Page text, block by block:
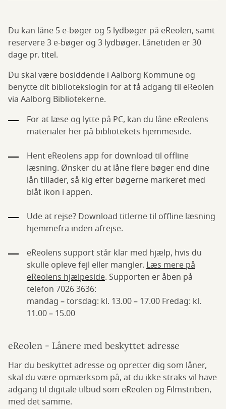
Du kan låne 5 e-bøger og 5 lydbøger på eReolen, samt
reservere 3 e-bøger og 3 lydbøger. Lånetiden er 30
dage pr. titel.
Du skal være bosiddende i Aalborg Kommune og
benytte dit bibliotekslogin for at få adgang til eReolen
via Aalborg Bibliotekerne.
For at læse og lytte på PC, kan du låne eReolens
materialer her på bibliotekets hjemmeside.
Hent eReolens app for download til offline
læsning. Ønsker du at låne flere bøger end dine
lån tillader, så kig efter bøgerne markeret med
blåt ikon i appen.
Ude at rejse? Download titlerne til offline læsning
hjemmefra inden afrejse.
eReolens support står klar med hjælp, hvis du
skulle opleve fejl eller mangler. Læs mere på
eReolens hjælpeside. Supporten er åben på
telefon 7026 3636:
mandag – torsdag: kl. 13.00 – 17.00 Fredag: kl.
11.00 – 15.00
eReolen - Lånere med beskyttet adresse
Har du beskyttet adresse og opretter dig som låner,
skal du være opmærksom på, at du ikke straks vil have
adgang til digitale tilbud som eReolen og Filmstriben,
med det samme.